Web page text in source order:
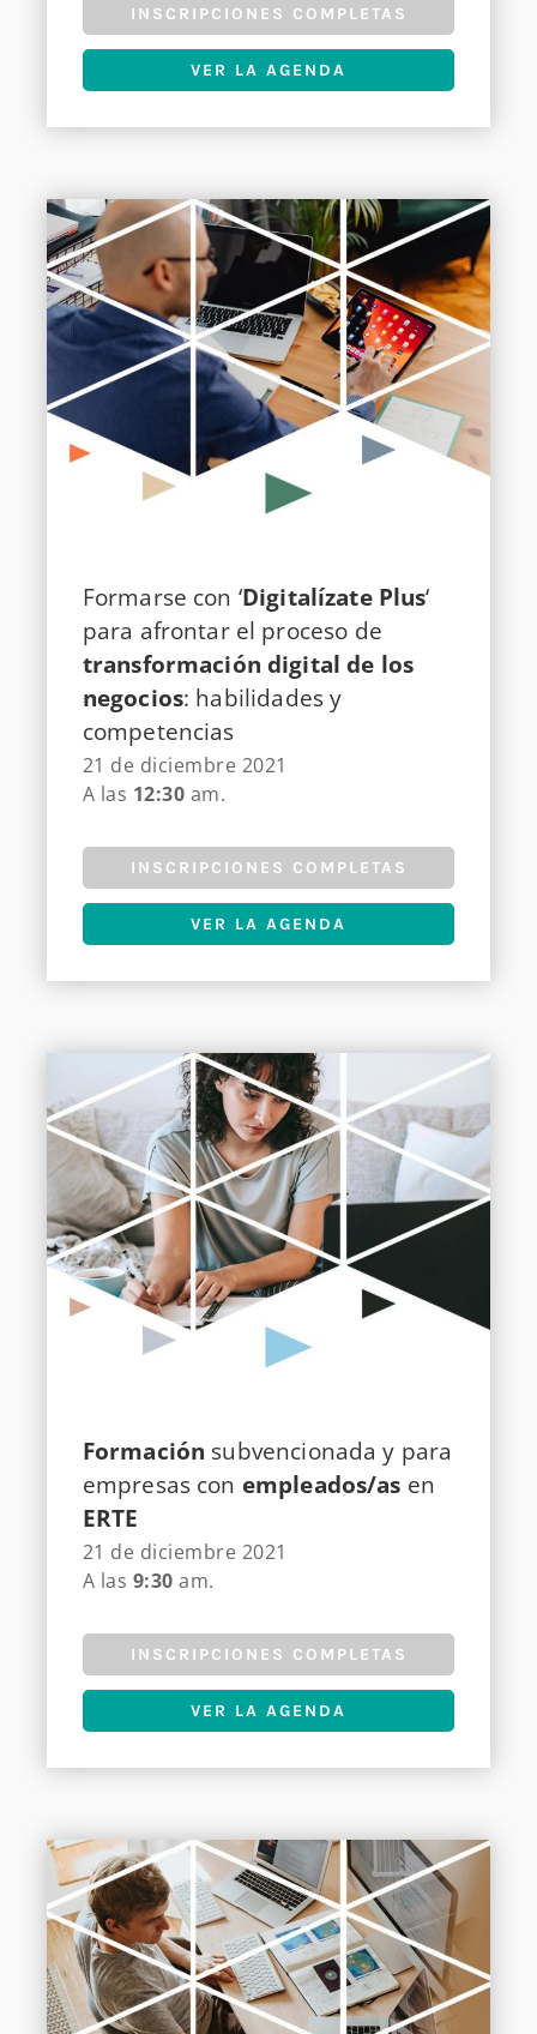
INSCRIPCIONES COMPLETAS
VER LA AGENDA
Formarse con ‘Digitalízate Plus‘
para afrontar el proceso de
transformación digital de los
negocios: habilidades y
competencias
21 de diciembre 2021
A las 12:30 am.
INSCRIPCIONES COMPLETAS
VER LA AGENDA
Formación subvencionada y para
empresas con empleados/as en
ERTE
21 de diciembre 2021
A las 9:30 am.
INSCRIPCIONES COMPLETAS
VER LA AGENDA